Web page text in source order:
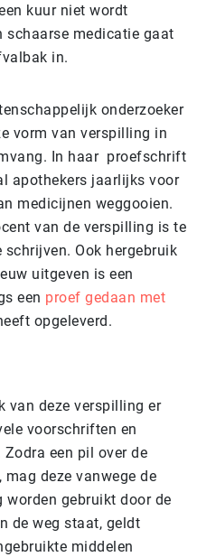
kuur niet wordt
schaarse medicatie gaat
in.
onderzoeker
vorm van verspilling in
In haar proefschrift
apothekers jaarlijks voor
medicijnen weggooien.
van de verspilling is te
Ook hergebruik
uitgeven is een
een proef gedaan met
opgeleverd.
van deze verspilling er
voorschriften en
een pil over de
deze vanwege de
gebruikt door de
de weg staat, geldt
middelen